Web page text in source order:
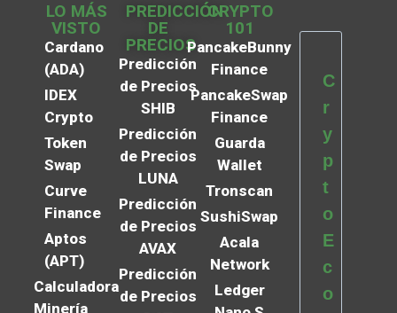
LO MÁS
VISTO
Cardano
(ADA)
IDEX
Crypto
Token
Swap
Curve
Finance
Aptos
(APT)
Calculadora
Minería
PREDICCIÓN
DE
PRECIOS
Predicción
de Precios
SHIB
Predicción
de Precios
LUNA
Predicción
de Precios
AVAX
Predicción
de Precios
CRYPTO
101
PancakeBunny
Finance
PancakeSwap
Finance
Guarda
Wallet
Tronscan
SushiSwap
Acala
Network
Ledger
C
r
y
p
t
o
E
c
o